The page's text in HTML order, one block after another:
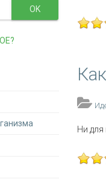
Ни для
OK